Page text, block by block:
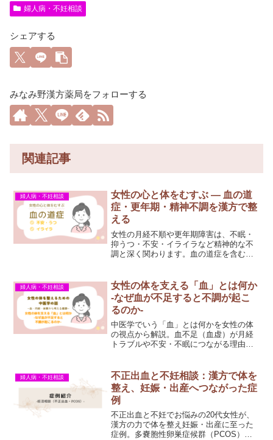
婦人病・不妊相談
シェアする
みなみ野漢方薬局をフォローする
関連記事
婦人病・不妊相談
女性の心と体をむすぶ ― 血の道
症・更年期・精神不調を漢方で整
える
女性の月経不順や更年期障害は、不眠・
抑うつ・不安・イライラなど精神的な不
調と深く関わります。血の道症を含む女
説します。
婦人病・不妊相談
女性の体を支える「血」とは何か
-なぜ血が不足すると不調が起こ
るのか-
中医学でいう「血」とは何かを女性の体
の視点から解説。血不足（血虚）が月経
トラブルや不安・不眠につながる理由
婦人病・不妊相談
不正出血と不妊相談：漢方で体を
整え、妊娠・出産へつながった症
例
不正出血と不妊でお悩みの20代女性が、
漢方の力で体を整え妊娠・出産に至った
症例。多嚢胞性卵巣症候群（PCOS）の